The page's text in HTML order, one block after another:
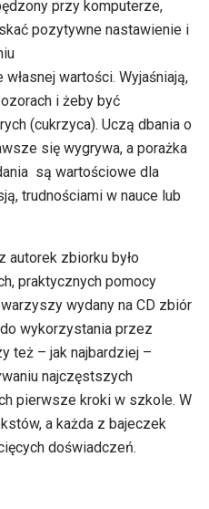
przy komputerze,
pozytywne nastawienie i
wartości. Wyjaśniają,
i żeby być
(cukrzyca). Uczą dbania o
się wygrywa, a porażka
są wartościowe dla
trudnościami w nauce lub
autorek zbiorku było
praktycznych pomocy
wydany na CD zbiór
wykorzystania przez
też – jak najbardziej –
najczęstszych
pierwsze kroki w szkole. W
a każda z bajeczek
doświadczeń.